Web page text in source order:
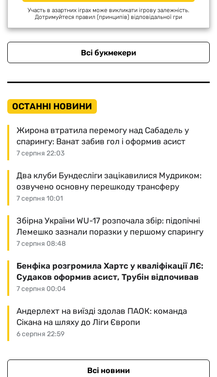
Участь в азартних іграх може викликати ігрову залежність.
Дотримуйтеся правил (принципів) відповідальної гри
Всі букмекери
ОСТАННІ НОВИНИ
7 серпня 22:03
Жирона втратила перемогу над Сабадель у
спарингу: Ванат забив гол і оформив асист
7 серпня 10:01
Два клуби Бундесліги зацікавилися Мудриком:
озвучено основну перешкоду трансферу
7 серпня 08:48
Збірна України WU-17 розпочала збір: підопічні
Лемешко зазнали поразки у першому спарингу
7 серпня 00:04
Бенфіка розгромила Хартс у кваліфікації ЛЄ:
Судаков оформив асист, Трубін відпочивав
6 серпня 22:59
Андерлехт на виїзді здолав ПАОК: команда
Сікана на шляху до Ліги Європи
Всі новини